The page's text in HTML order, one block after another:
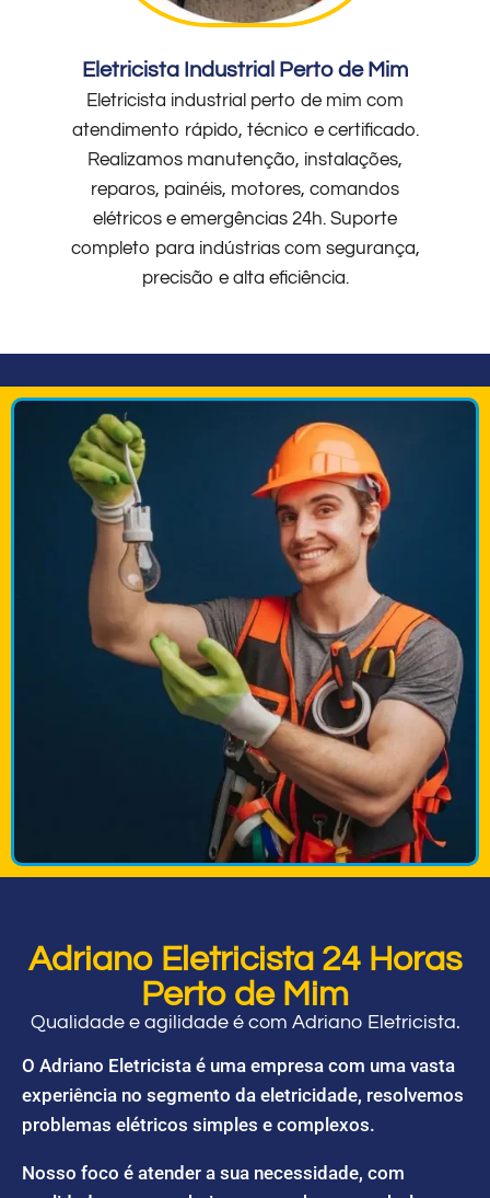
Eletricista Industrial Perto de Mim
Eletricista industrial perto de mim com
atendimento rápido, técnico e certificado.
Realizamos manutenção, instalações,
reparos, painéis, motores, comandos
elétricos e emergências 24h. Suporte
completo para indústrias com segurança,
precisão e alta eficiência.
Adriano Eletricista 24 Horas
Perto de Mim
Qualidade e agilidade é com Adriano Eletricista.
O Adriano Eletricista é uma empresa com uma vasta
experiência no segmento da eletricidade, resolvemos
problemas elétricos simples e complexos.
Nosso foco é atender a sua necessidade, com